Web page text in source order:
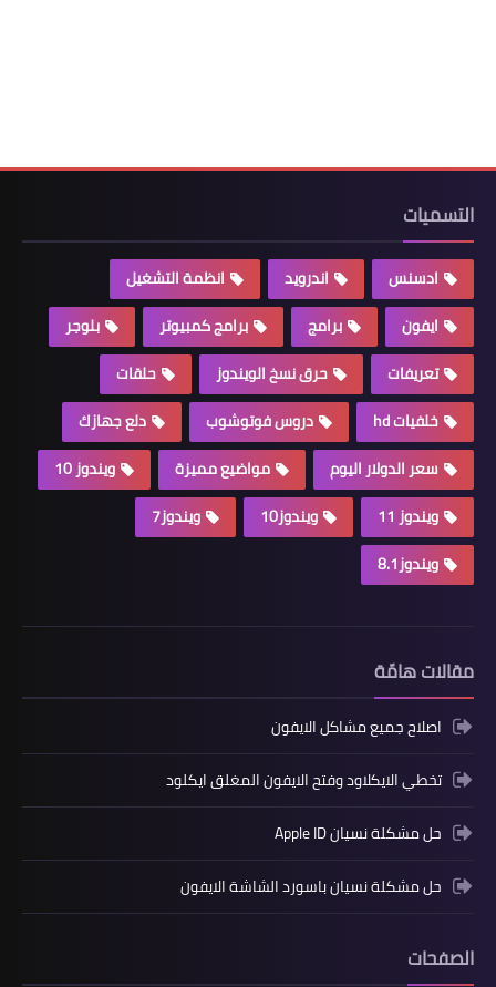
التسميات
ادسنس اندرويد
انظمة التشغيل
ايفون
برامج برامج كمبيوتر
بلوجر
تعريفات
حرق نسخ الويندوز
حلقات
خلفيات hd
دروس فوتوشوب
دلع جهازك
سعر الدولار اليوم
مواضيع مميزة
ويندوز 10
ويندوز 11
ويندوز10
ويندوز7
ويندوز8.1
مقالات هامّة
اصلاح جميع مشاكل الايفون
تخطي الايكلاود وفتح الايفون المغلق ايكلود
حل مشكلة نسيان Apple ID
حل مشكلة نسيان باسورد الشاشة الايفون
الصفحات